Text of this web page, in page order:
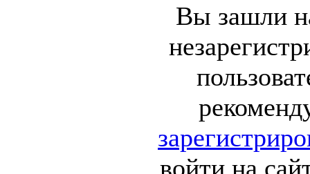
Вы зашли
войти на